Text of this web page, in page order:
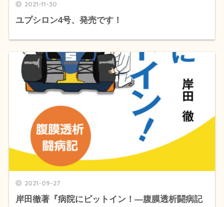
2021-11-30
ユプシロン4号、発売です！
2021-09-27
岸田徹著『病院にピットイン！―腹膜透析闘病記